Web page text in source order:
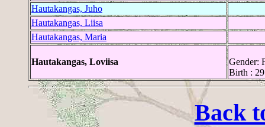
Hautakangas, Juho
Hautakangas, Liisa
Hautakangas, Maria
Hautakangas, Loviisa
Gender:
Birth :
Back